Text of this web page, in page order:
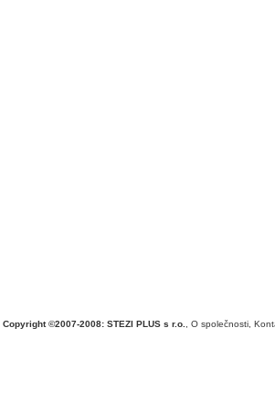
Copyright ©2007-2008: STEZI PLUS s r.o. O společnosti